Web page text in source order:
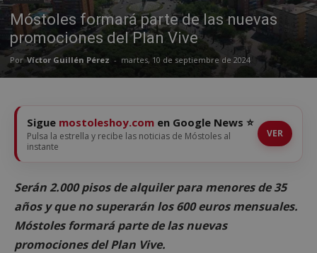
Móstoles formará parte de las nuevas
promociones del Plan Vive
Por Víctor Guillén Pérez - martes, 10 de septiembre de 2024
Sigue mostoleshoy.com en Google News ⭐
Pulsa la estrella y recibe las noticias de Móstoles al
instante
VER
Serán 2.000 pisos de alquiler para menores de 35
años y que no superarán los 600 euros mensuales.
Móstoles formará parte de las nuevas
promociones del Plan Vive.